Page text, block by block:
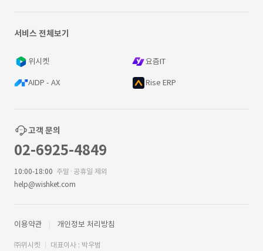
서비스 전체보기
위시켓 요즘IT
AIDP - AX Rise ERP
고객 문의
02-6925-4849
10:00-18:00 주말·공휴일 제외
help@wishket.com
이용약관 개인정보 처리방침
㈜위시켓 대표이사 : 박우범